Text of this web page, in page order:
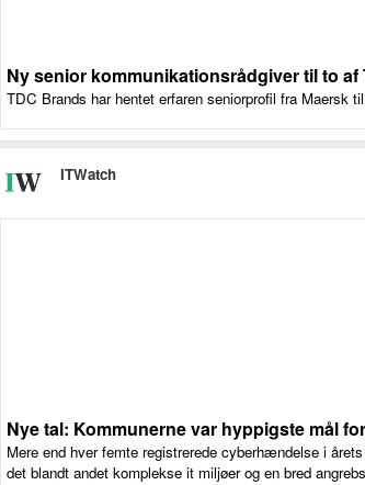
Ny senior kommunikationsrådgiver til to af
TDC Brands har hentet erfaren seniorprofil fra Maersk
ITWatch
Nye tal: Kommunerne var hyppigste mål
Mere end hver femte registrerede cyberhændelse i
det blandt andet komplekse it miljøer og en bred